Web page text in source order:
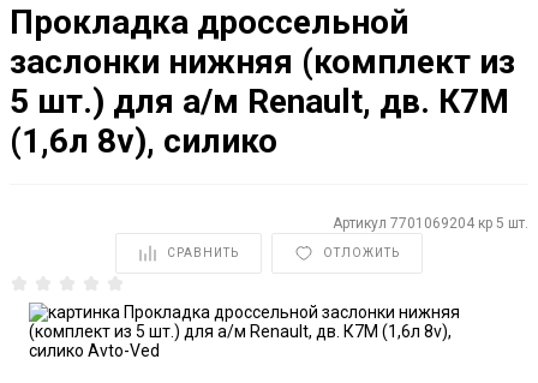
Прокладка дроссельной
заслонки нижняя (комплект из
5 шт.) для а/м Renault, дв. К7М
(1,6л 8v), силико
Артикул 7701069204 кр 5 шт.
СРАВНИТЬ ОТЛОЖИТЬ